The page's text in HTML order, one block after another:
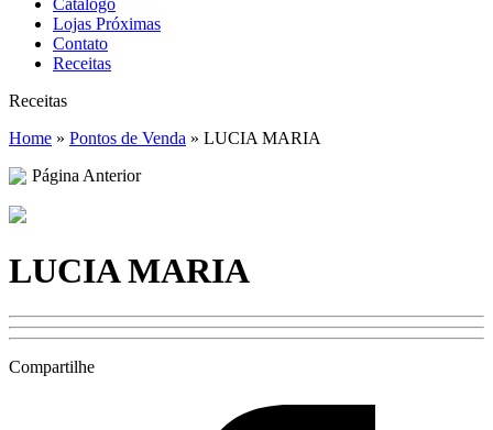
Catálogo
Lojas Próximas
Contato
Receitas
Receitas
Home » Pontos de Venda » LUCIA MARIA
Página Anterior
LUCIA MARIA
Compartilhe